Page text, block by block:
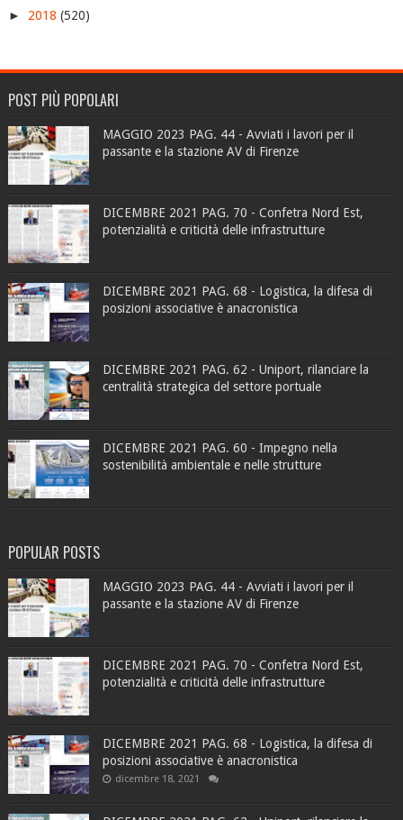
► 2018 (520)
POST PIÙ POPOLARI
MAGGIO 2023 PAG. 44 - Avviati i lavori per il
passante e la stazione AV di Firenze
DICEMBRE 2021 PAG. 70 - Confetra Nord Est,
potenzialità e criticità delle infrastrutture
DICEMBRE 2021 PAG. 68 - Logistica, la difesa di
posizioni associative è anacronistica
DICEMBRE 2021 PAG. 62 - Uniport, rilanciare la
centralità strategica del settore portuale
DICEMBRE 2021 PAG. 60 - Impegno nella
sostenibilità ambientale e nelle strutture
POPULAR POSTS
MAGGIO 2023 PAG. 44 - Avviati i lavori per il
passante e la stazione AV di Firenze
DICEMBRE 2021 PAG. 70 - Confetra Nord Est,
potenzialità e criticità delle infrastrutture
DICEMBRE 2021 PAG. 68 - Logistica, la difesa di
posizioni associative è anacronistica
dicembre 18, 2021